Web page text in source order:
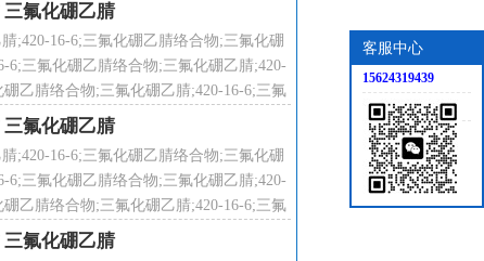
三氟化硼乙腈
;420-16-6;三氟化硼乙腈络合物;三氟化硼
6;三氟化硼乙腈络合物;三氟化硼乙腈;420-
乙腈络合物;三氟化硼乙腈;420-16-6;三氟
物;
三氟化硼乙腈
;420-16-6;三氟化硼乙腈络合物;三氟化硼
6;三氟化硼乙腈络合物;三氟化硼乙腈;420-
乙腈络合物;三氟化硼乙腈;420-16-6;三氟
物;
三氟化硼乙腈
客服中心
15624319439